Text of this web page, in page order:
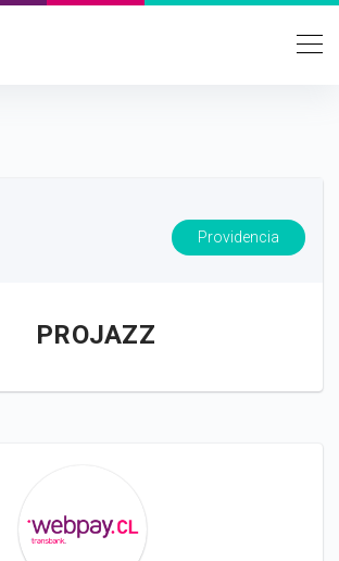
Providencia
PROJAZZ